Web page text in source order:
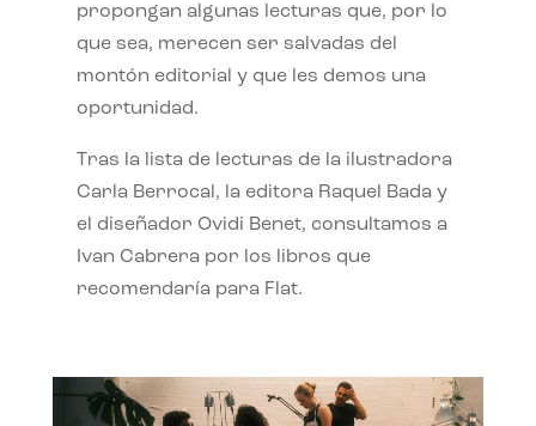
propongan algunas lecturas que, por lo
que sea, merecen ser salvadas del
montón editorial y que les demos una
oportunidad.
Tras la lista de lecturas de la ilustradora
Carla Berrocal, la editora Raquel Bada y
el diseñador Ovidi Benet, consultamos a
Ivan Cabrera por los libros que
recomendaría para Flat.